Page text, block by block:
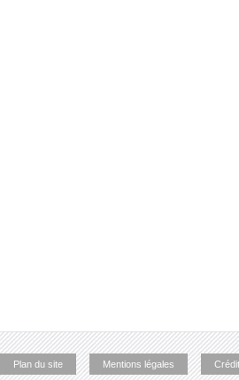
Plan du site Mentions légales